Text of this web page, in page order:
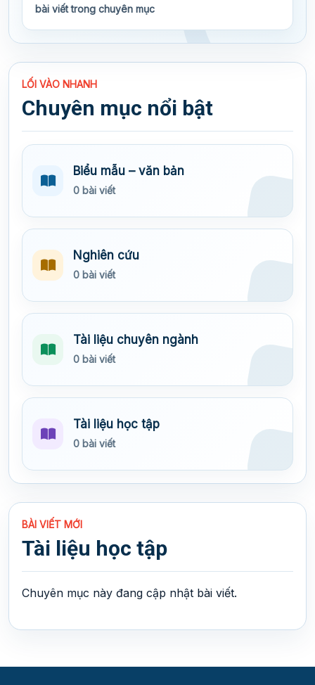
bài viết trong chuyên mục
LỐI VÀO NHANH
Chuyên mục nổi bật
Biểu mẫu – văn bản
0 bài viết
Nghiên cứu
0 bài viết
Tài liệu chuyên ngành
0 bài viết
Tài liệu học tập
0 bài viết
BÀI VIẾT MỚI
Tài liệu học tập
Chuyên mục này đang cập nhật bài viết.